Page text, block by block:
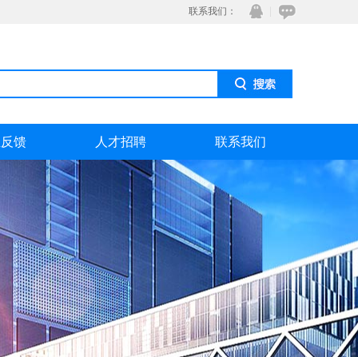
联系我们：
馈 人才招聘 联系我们